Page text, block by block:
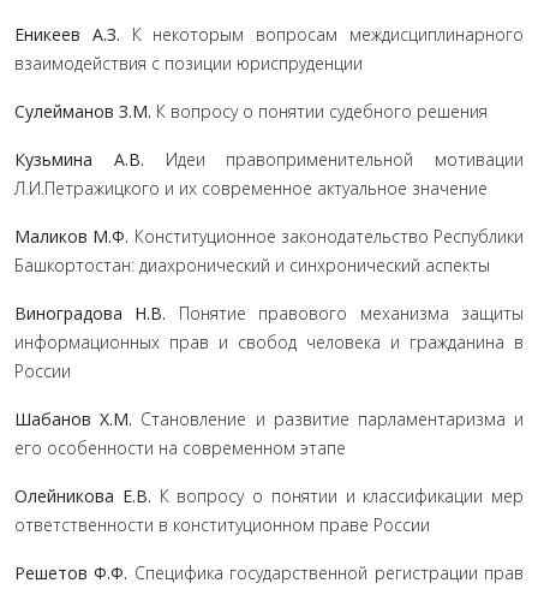
Еникеев А.З. К некоторым вопросам междисциплинарного
взаимодействия с позиции юриспруденции
Сулейманов З.М. К вопросу о понятии судебного решения
Кузьмина А.В. Идеи правоприменительной мотивации
Л.И.Петражицкого и их современное актуальное значение
Маликов М.Ф. Конституционное законодательство Республики
Башкортостан: диахронический и синхронический аспекты
Виноградова Н.В. Понятие правового механизма защиты
информационных прав и свобод человека и гражданина в
России
Шабанов Х.М. Становление и развитие парламентаризма и
его особенности на современном этапе
Олейникова Е.В. К вопросу о понятии и классификации мер
ответственности в конституционном праве России
Решетов Ф.Ф. Специфика государственной регистрации прав